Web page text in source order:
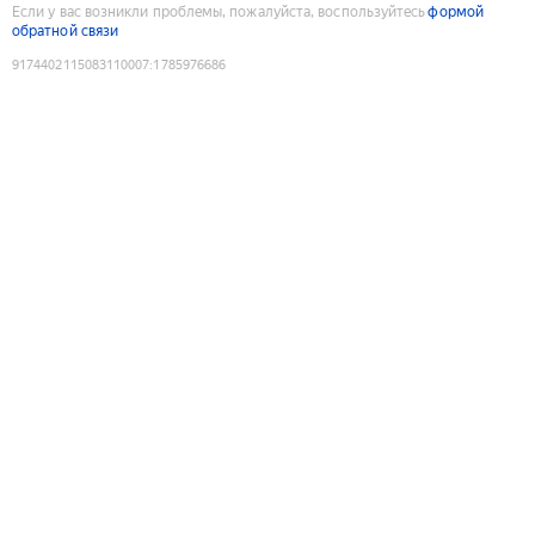
Если у вас возникли проблемы, пожалуйста, воспользуйтесьформой
обратной связи
9174402115083110007:1785976686